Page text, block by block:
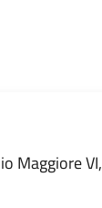
Maggiore VI,